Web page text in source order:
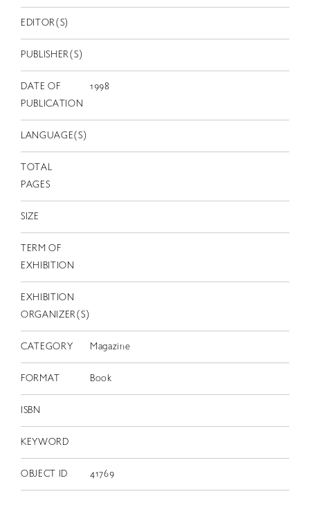
EDITOR(S)
PUBLISHER(S)
DATE OF
PUBLICATION
1998
LANGUAGE(S)
TOTAL
PAGES
SIZE
TERM OF
EXHIBITION
EXHIBITION
ORGANIZER(S)
CATEGORY Magazine
FORMAT Book
ISBN
KEYWORD
OBJECT ID 41769